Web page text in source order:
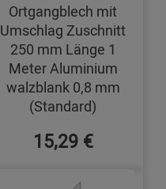
Ortgangblech mit
Umschlag Zuschnitt
250 mm Länge 1
Meter Aluminium
walzblank 0,8 mm
(Standard)
15,29 €